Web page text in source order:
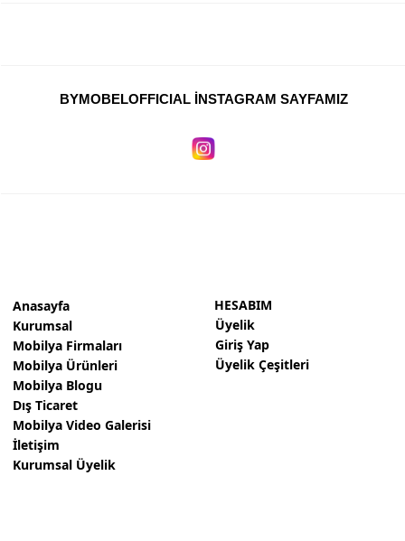
BYMOBELOFFICIAL İNSTAGRAM SAYFAMIZ
Anasayfa
Kurumsal
Mobilya Firmaları
Mobilya Ürünleri
Mobilya Blogu
Dış Ticaret
Mobilya Video Galerisi
İletişim
Kurumsal Üyelik
HESABIM
Üyelik
Giriş Yap
Üyelik Çeşitleri